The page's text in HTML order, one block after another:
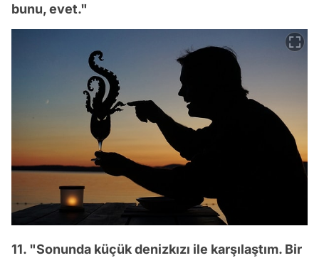
bunu, evet."
11. "Sonunda küçük denizkızı ile karşılaştım. Bir